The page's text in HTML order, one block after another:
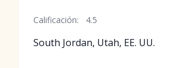
Calificación: 4.5
South Jordan, Utah, EE. UU.